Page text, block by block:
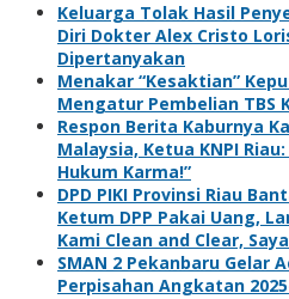
Keluarga Tolak Hasil
Diri Dokter Alex Cristo
Dipertanyakan
Menakar “Kesaktian”
Mengatur Pembelian TBS
Respon Berita Kaburnya
Malaysia, Ketua KNPI
Hukum Karma!”
DPD PIKI Provinsi Riau
Ketum DPP Pakai Uang,
Kami Clean and Clear,
SMAN 2 Pekanbaru Gelar
Perpisahan Angkatan